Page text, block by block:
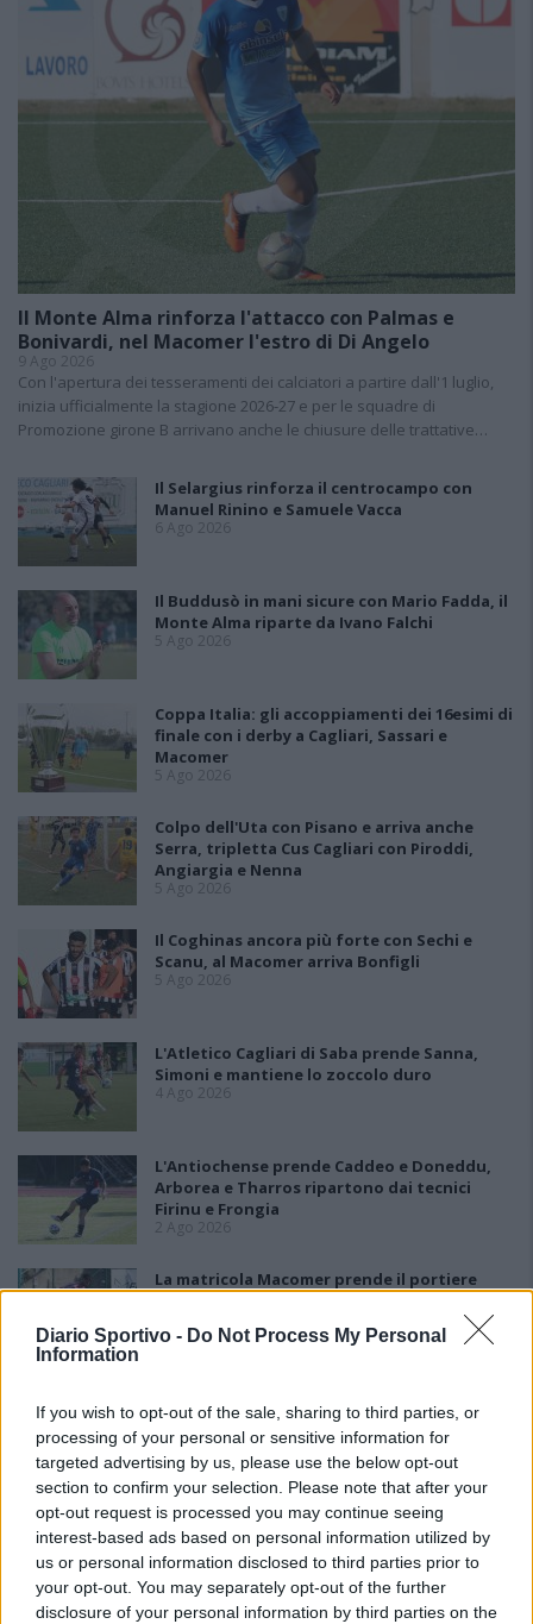
Diario Sportivo - Do Not Process My Personal
Information
If you wish to opt-out of the sale, sharing to third parties, or
processing of your personal or sensitive information for
targeted advertising by us, please use the below opt-out
section to confirm your selection. Please note that after your
opt-out request is processed you may continue seeing
interest-based ads based on personal information utilized by
us or personal information disclosed to third parties prior to
your opt-out. You may separately opt-out of the further
disclosure of your personal information by third parties on the
Il Monte Alma rinforza l'attacco con Palmas e
Bonivardi, nel Macomer l'estro di Di Angelo
9 Ago 2026
Con l'apertura dei tesseramenti dei calciatori a partire dall'1 luglio,
inizia ufficialmente la stagione 2026-27 e per le squadre di
Promozione girone B arrivano anche le chiusure delle trattative…
Il Selargius rinforza il centrocampo con
Manuel Rinino e Samuele Vacca
6 Ago 2026
Il Buddusò in mani sicure con Mario Fadda, il
Monte Alma riparte da Ivano Falchi
5 Ago 2026
Coppa Italia: gli accoppiamenti dei 16esimi di
finale con i derby a Cagliari, Sassari e
Macomer
5 Ago 2026
Colpo dell'Uta con Pisano e arriva anche
Serra, tripletta Cus Cagliari con Piroddi,
Angiargia e Nenna
5 Ago 2026
Il Coghinas ancora più forte con Sechi e
Scanu, al Macomer arriva Bonfigli
5 Ago 2026
L'Atletico Cagliari di Saba prende Sanna,
Simoni e mantiene lo zoccolo duro
4 Ago 2026
L'Antiochense prende Caddeo e Doneddu,
Arborea e Tharros ripartono dai tecnici
Firinu e Frongia
2 Ago 2026
La matricola Macomer prende il portiere
2 Ago 2026